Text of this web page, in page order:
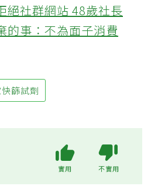
絕社群網站 48歲社長
的事：不為面子消費
篩試劑
實用 不實用